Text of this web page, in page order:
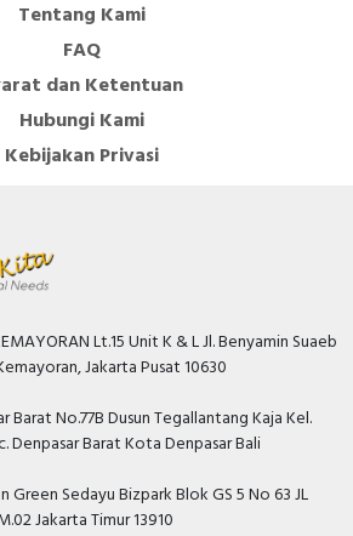
tuas dengan belenggu
lingkungan: dapat didaur ulang,
bebas dari bahan berbahaya
silikon (ROHS)
Tentang Kami
FAQ
dan Ketentuan
Hubungi Kami
Kebijakan Privasi
Lt.15 Unit K & L Jl. Benyamin Suaeb
Jakarta Pusat 10630
Barat No.77B Dusun Tegallantang Kaja Kel.
Denpasar Barat Kota Denpasar Bali
Green Sedayu Bizpark Blok GS 5 No 63 JL
Jakarta Timur 13910